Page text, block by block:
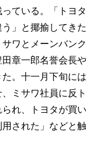
ている。「トヨ
」と揶揄してき
サワとメーンバ
章一郎名誉会長
。十一月下旬に
ミサワ社員に反
れ、トヨタが買
用された」などと